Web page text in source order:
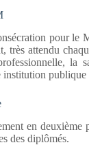
pour
très attendu
la
publique
en
des diplômés.